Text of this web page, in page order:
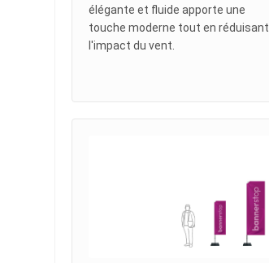
élégante et fluide apporte une
touche moderne tout en réduisant
l'impact du vent.